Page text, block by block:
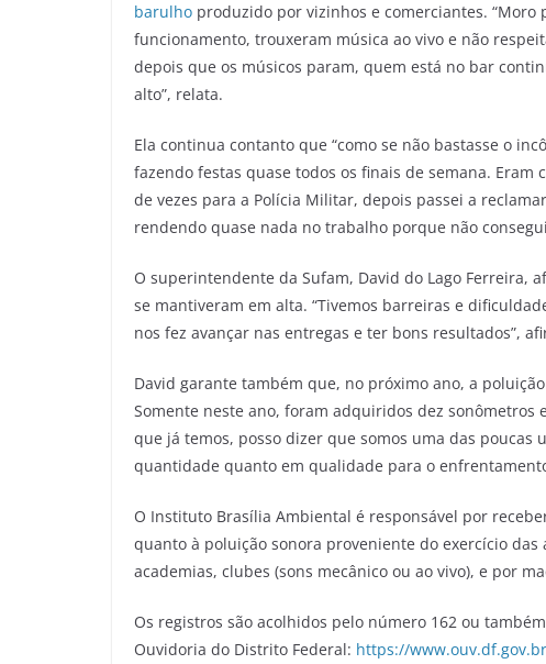
barulho produzido por vizinhos e comerciantes.
funcionamento, trouxeram música ao vivo e não
depois que os músicos param, quem está no bar
alto”, relata.
Ela continua contanto que “como se não bastasse o
fazendo festas quase todos os finais de semana.
de vezes para a Polícia Militar, depois passei a
rendendo quase nada no trabalho porque não
O superintendente da Sufam, David do Lago Ferreira,
se mantiveram em alta. “Tivemos barreiras e
nos fez avançar nas entregas e ter bons resultados”,
David garante também que, no próximo ano, a poluição
Somente neste ano, foram adquiridos dez sonômetros
que já temos, posso dizer que somos uma das
quantidade quanto em qualidade para o
O Instituto Brasília Ambiental é responsável por
quanto à poluição sonora proveniente do exercício
academias, clubes (sons mecânico ou ao vivo), e por
Os registros são acolhidos pelo número 162 ou
Ouvidoria do Distrito Federal: https://